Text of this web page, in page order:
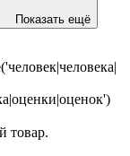
Показать ещё
товар.